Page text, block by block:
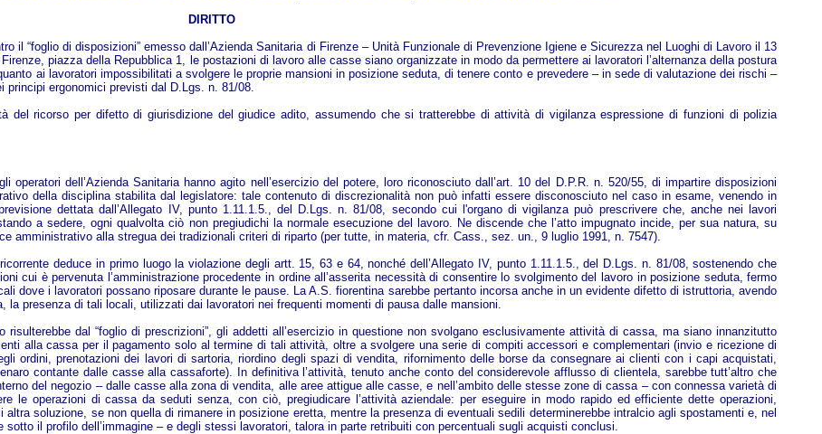
DIRITTO
il “foglio di disposizioni” emesso dall’Azienda Sanitaria di Firenze – Unità Funzionale di Prevenzione Igiene e Sicurezza nel Luoghi di Lavoro il 13
piazza della Repubblica 1, le postazioni di lavoro alle casse siano organizzate in modo da permettere ai lavoratori l’alternanza della postura
ai lavoratori impossibilitati a svolgere le proprie mansioni in posizione seduta, di tenere conto e prevedere – in sede di valutazione dei rischi –
principi ergonomici previsti dal D.Lgs. n. 81/08.
del ricorso per difetto di giurisdizione del giudice adito, assumendo che si tratterebbe di attività di vigilanza espressione di funzioni di polizia
operatori dell’Azienda Sanitaria hanno agito nell’esercizio del potere, loro riconosciuto dall’art. 10 del D.P.R. n. 520/55, di impartire disposizioni
della disciplina stabilita dal legislatore: tale contenuto di discrezionalità non può infatti essere disconosciuto nel caso in esame, venendo in
dettata dall’Allegato IV, punto 1.11.1.5., del D.Lgs. n. 81/08, secondo cui l'organo di vigilanza può prescrivere che, anche nei lavori
a sedere, ogni qualvolta ciò non pregiudichi la normale esecuzione del lavoro. Ne discende che l’atto impugnato incide, per sua natura, su
amministrativo alla stregua dei tradizionali criteri di riparto (per tutte, in materia, cfr. Cass., sez. un., 9 luglio 1991, n. 7547).
deduce in primo luogo la violazione degli artt. 15, 63 e 64, nonché dell’Allegato IV, punto 1.11.1.5., del D.Lgs. n. 81/08, sostenendo che
cui è pervenuta l’amministrazione procedente in ordine all’asserita necessità di consentire lo svolgimento del lavoro in posizione seduta, fermo
dove i lavoratori possano riposare durante le pause. La A.S. fiorentina sarebbe pertanto incorsa anche in un evidente difetto di istruttoria, avendo
la presenza di tali locali, utilizzati dai lavoratori nei frequenti momenti di pausa dalle mansioni.
dal “foglio di prescrizioni”, gli addetti all’esercizio in questione non svolgano esclusivamente attività di cassa, ma siano innanzitutto
alla cassa per il pagamento solo al termine di tali attività, oltre a svolgere una serie di compiti accessori e complementari (invio e ricezione di
ordini, prenotazioni dei lavori di sartoria, riordino degli spazi di vendita, rifornimento delle borse da consegnare ai clienti con i capi acquistati,
contante dalle casse alla cassaforte). In definitiva l’attività, tenuto anche conto del considerevole afflusso di clientela, sarebbe tutt’altro che
del negozio – dalle casse alla zona di vendita, alle aree attigue alle casse, e nell’ambito delle stesse zone di cassa – con connessa varietà di
le operazioni di cassa da seduti senza, con ciò, pregiudicare l’attività aziendale: per eseguire in modo rapido ed efficiente dette operazioni,
soluzione, se non quella di rimanere in posizione eretta, mentre la presenza di eventuali sedili determinerebbe intralcio agli spostamenti e, nel
sotto il profilo dell’immagine – e degli stessi lavoratori, talora in parte retribuiti con percentuali sugli acquisti conclusi.